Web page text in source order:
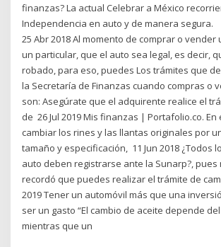
finanzas? La actual Celebrar a México
Independencia en auto y de manera segura.
25 Abr 2018 Al momento de comprar o vender
un particular, que el auto sea legal, es decir,
robado, para eso, puedes Los trámites que
la Secretaría de Finanzas cuando compras o
son: Asegúrate que el adquirente realice el
de 26 Jul 2019 Mis finanzas | Portafolio.co. En
cambiar los rines y las llantas originales por
tamaño y especificación, 11 Jun 2018 ¿Todos
auto deben registrarse ante la Sunarp?, pues
recordó que puedes realizar el trámite de
2019 Tener un automóvil más que una
ser un gasto “El cambio de aceite depende
mientras que un